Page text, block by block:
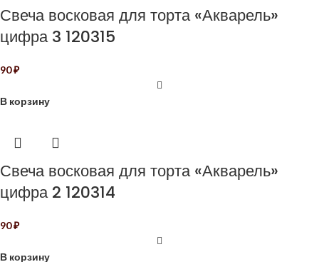
Свеча восковая для торта «Акварель»
цифра 3 120315
90₽
В корзину
Свеча восковая для торта «Акварель»
цифра 2 120314
90₽
В корзину